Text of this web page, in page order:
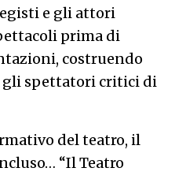
e gli attori
prima di
costruendo
gli spettatori critici di
del teatro, il
“Il Teatro